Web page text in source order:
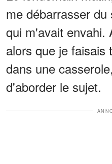
me débarrasser
qui m'avait envahi.
alors que je
dans une
d'aborder le sujet.